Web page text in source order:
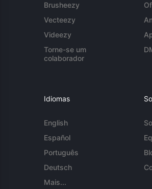
Brusheezy
Vecteezy
Videezy
Torne-se um
colaborador
Idiomas
English
Español
Português
Deutsch
Mais...